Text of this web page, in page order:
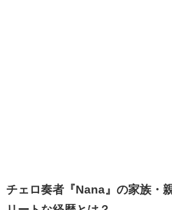
チェロ奏者『Nana』の家族・